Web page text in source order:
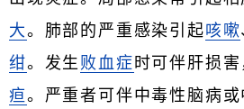
大。肺部的严重感染引起咳嗽
绀。发生 败血症 时可伴肝损
疸。严重者可伴中毒性脑病